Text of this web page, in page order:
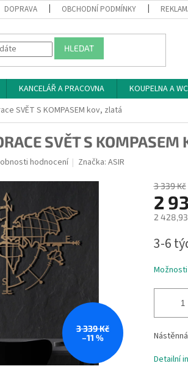
DOPRAVA OBCHODNÍ PODMÍNKY
HLEDAT
KANCELÁŘ A PRACOVNA
KOUPELNA A WC
SVĚT S KOMPASEM kov, zlatá
SVĚT S KOMPASEM
hodnocení Značka:ASIR
3 339 Kč
–11 %
3 339 Kč
2
2
cena:
3-6
Detailní